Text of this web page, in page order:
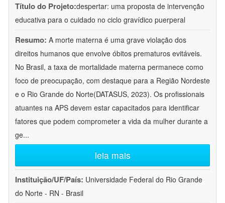
Título do Projeto:despertar: uma proposta de intervenção
educativa para o cuidado no ciclo gravídico puerperal
Resumo: A morte materna é uma grave violação dos
direitos humanos que envolve óbitos prematuros evitáveis.
No Brasil, a taxa de mortalidade materna permanece como
foco de preocupação, com destaque para a Região Nordeste
e o Rio Grande do Norte(DATASUS, 2023). Os profissionais
atuantes na APS devem estar capacitados para identificar
fatores que podem comprometer a vida da mulher durante a
ge...
leia mais
Instituição/UF/País: Universidade Federal do Rio Grande
do Norte - RN - Brasil